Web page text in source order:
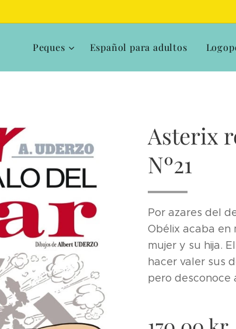
Peques Español para adultos
Asterix
Nº21
Por azares del
Obélix acaba en
mujer y su hija.
hacer valer sus
pero desconoce